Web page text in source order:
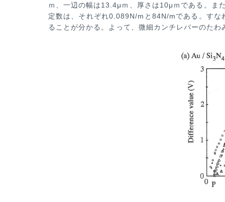
ｍ、一辺の幅は13.4μｍ、厚さは10μｍである。ま
定数は、それぞれ0.089N/mと84N/mである。 すな
ることが分かる。よって、微細カンチレバーのた